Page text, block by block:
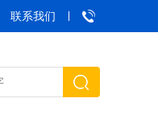
联系我们